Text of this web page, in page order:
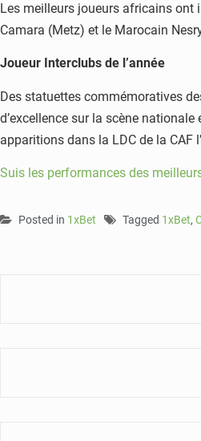
Les meilleurs joueurs africains ont
Camara (Metz) et le Marocain
Joueur Interclubs de l’année
Des statuettes commémoratives
d’excellence sur la scène
apparitions dans la LDC de la CAF
Suis les performances des
Posted in 1xBet Tagged 1xBet,